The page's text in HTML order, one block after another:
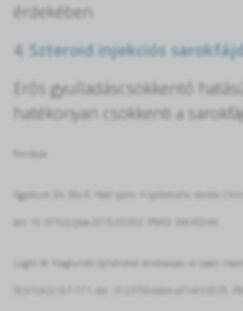
érdekében.
4. Szteroid injekciós
Erős gyulladáscsökkentő
hatékonyan csökkenti a
Agyekum EK, Ma K. Heel pain: A systematic review.
doi: 10.1016/j.cjtee.2015.03.002. PMID: 26643244.
Lughi M. Haglund's Syndrome: endoscopic or open